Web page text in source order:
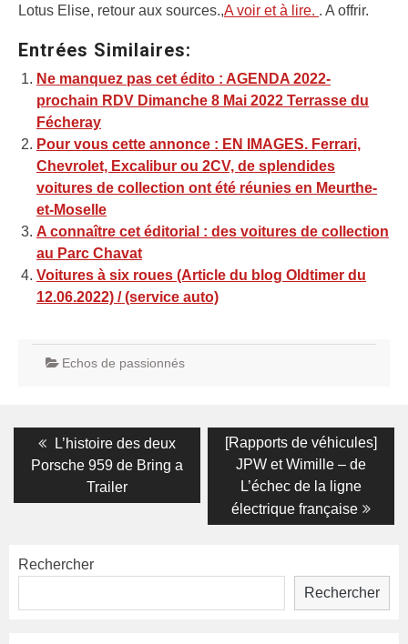
Lotus Elise, retour aux sources.,A voir et à lire. . A offrir.
Entrées Similaires:
Ne manquez pas cet édito : AGENDA 2022-
prochain RDV Dimanche 8 Mai 2022 Terrasse du
Fécheray
Pour vous cette annonce : EN IMAGES. Ferrari,
Chevrolet, Excalibur ou 2CV, de splendides
voitures de collection ont été réunies en Meurthe-
et-Moselle
A connaître cet éditorial : des voitures de collection
au Parc Chavat
Voitures à six roues (Article du blog Oldtimer du
12.06.2022) / (service auto)
Echos de passionnés
Navigation
de
Previous
post:
L’histoire des deux
Porsche 959 de Bring a
Trailer
Next
post:
[Rapports de véhicules]
JPW et Wimille – de
L’échec de la ligne
électrique française
Rechercher
Rechercher